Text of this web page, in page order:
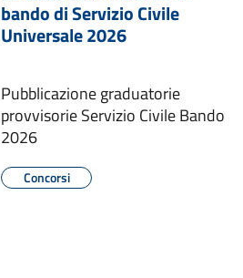
bando di Servizio Civile
Universale 2026
Pubblicazione graduatorie
provvisorie Servizio Civile Bando
2026
Concorsi